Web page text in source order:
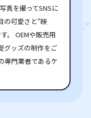
真を撮ってSNSに
の可愛さと“映
。 OEMや販売用
グッズの制作をご
専門業者であるケ